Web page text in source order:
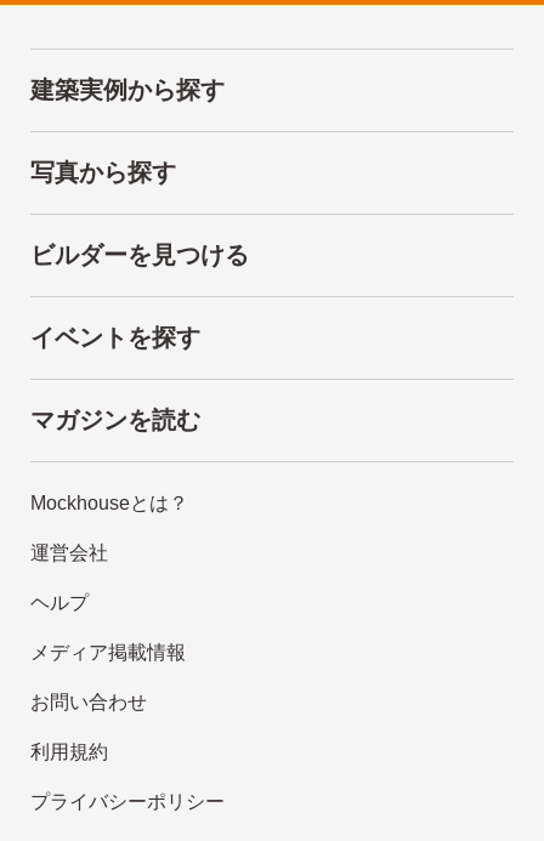
建築実例から探す
写真から探す
ビルダーを見つける
イベントを探す
マガジンを読む
Mockhouseとは？
運営会社
ヘルプ
メディア掲載情報
お問い合わせ
利用規約
プライバシーポリシー